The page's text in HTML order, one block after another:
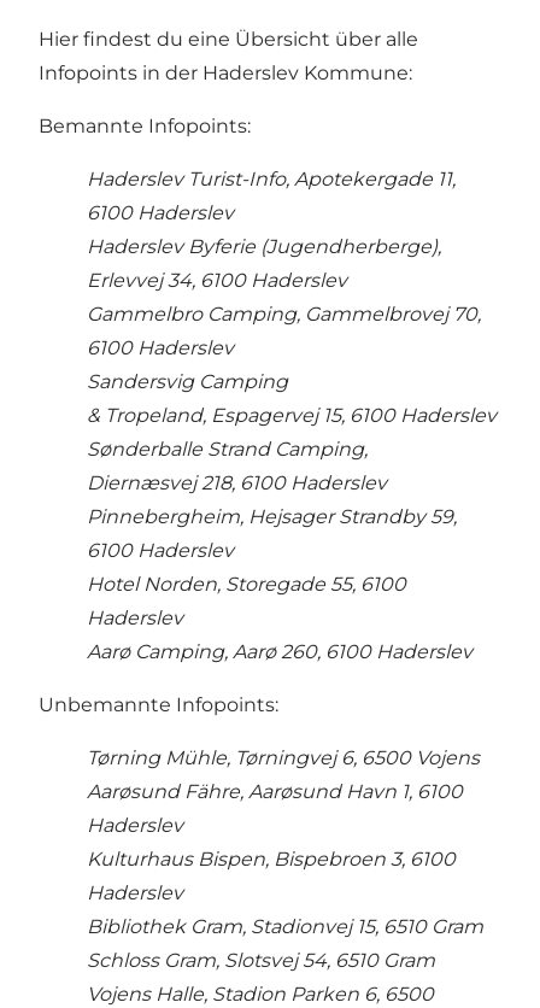
Hier findest du eine Übersicht über alle
Infopoints in der Haderslev Kommune:
Bemannte Infopoints:
Haderslev Turist-Info, Apotekergade 11,
6100 Haderslev
Haderslev Byferie (Jugendherberge),
Erlevvej 34, 6100 Haderslev
Gammelbro Camping, Gammelbrovej 70,
6100 Haderslev
Sandersvig Camping
& Tropeland, Espagervej 15, 6100 Haderslev
Sønderballe Strand Camping,
Diernæsvej 218, 6100 Haderslev
Pinnebergheim, Hejsager Strandby 59,
6100 Haderslev
Hotel Norden, Storegade 55, 6100
Haderslev
Aarø Camping, Aarø 260, 6100 Haderslev
Unbemannte Infopoints:
Tørning Mühle, Tørningvej 6, 6500 Vojens
Aarøsund Fähre, Aarøsund Havn 1, 6100
Haderslev
Kulturhaus Bispen, Bispebroen 3, 6100
Haderslev
Bibliothek Gram, Stadionvej 15, 6510 Gram
Schloss Gram, Slotsvej 54, 6510 Gram
Vojens Halle, Stadion Parken 6, 6500